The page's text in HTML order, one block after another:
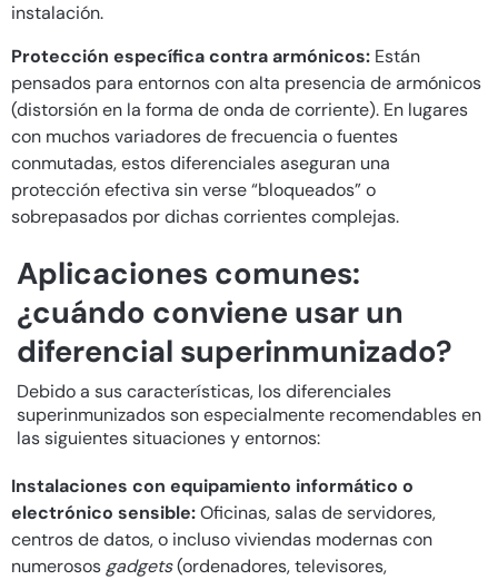
instalación.
Protección específica contra armónicos: Están
pensados para entornos con alta presencia de armónicos
(distorsión en la forma de onda de corriente). En lugares
con muchos variadores de frecuencia o fuentes
conmutadas, estos diferenciales aseguran una
protección efectiva sin verse “bloqueados” o
sobrepasados por dichas corrientes complejas.
Aplicaciones comunes:
¿cuándo conviene usar un
diferencial superinmunizado?
Debido a sus características, los diferenciales
superinmunizados son especialmente recomendables en
las siguientes situaciones y entornos:
Instalaciones con equipamiento informático o
electrónico sensible:Oficinas, salas de servidores,
centros de datos, o incluso viviendas modernas con
numerosos gadgets(ordenadores, televisores,